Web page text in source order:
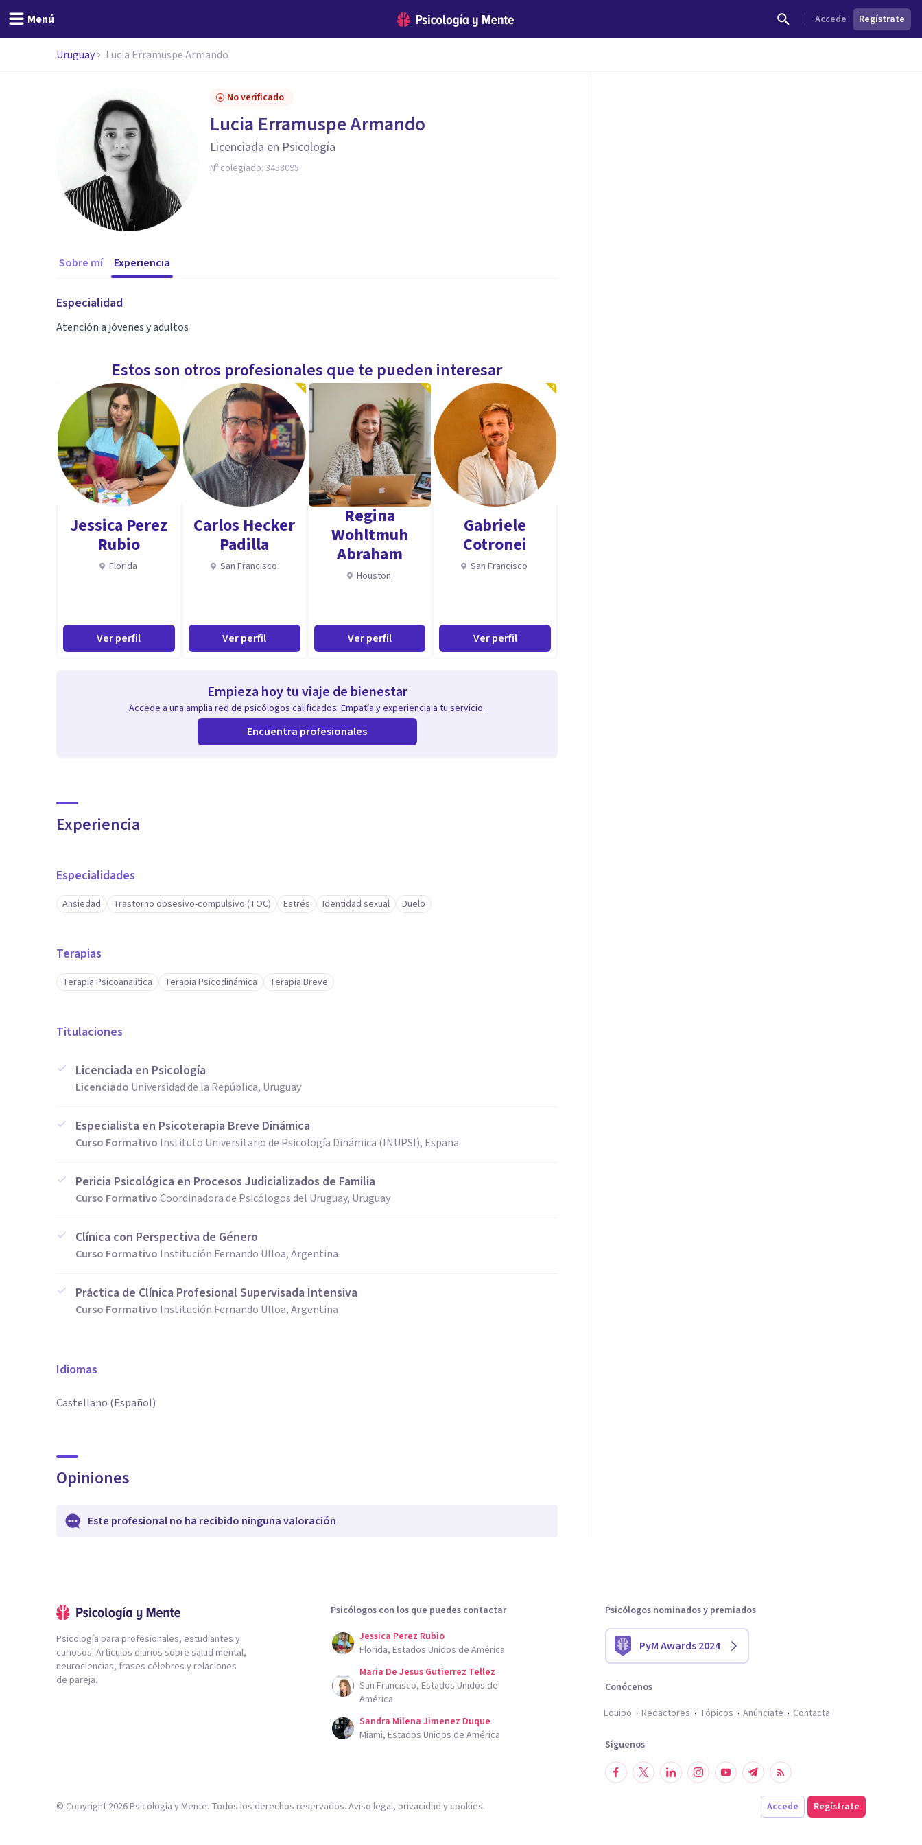
Menú Accede Regístrate
Uruguay Lucia Erramuspe Armando
No verificado
Lucia Erramuspe Armando
Licenciada en Psicología
Nº colegiado: 3458095
Sobre mí Experiencia
Especialidad
Atención a jóvenes y adultos
Estos son otros profesionales que te pueden interesar
Jessica Perez
Rubio
Florida
Ver perfil
Carlos Hecker
Padilla
San Francisco
Ver perfil
Regina
Wohltmuh
Abraham
Houston
Ver perfil
Gabriele
Cotronei
San Francisco
Ver perfil
Empieza hoy tu viaje de bienestar
Accede a una amplia red de psicólogos calificados. Empatía y experiencia a tu servicio.
Encuentra profesionales
Experiencia
Especialidades
Ansiedad Trastorno obsesivo-compulsivo (TOC) Estrés Identidad sexual Duelo
Terapias
Terapia Psicoanalítica Terapia Psicodinámica Terapia Breve
Titulaciones
Licenciada en Psicología
Licenciado Universidad de la República, Uruguay
Especialista en Psicoterapia Breve Dinámica
Curso Formativo Instituto Universitario de Psicología Dinámica (INUPSI), España
Pericia Psicológica en Procesos Judicializados de Familia
Curso FormativoCoordinadora de Psicólogos del Uruguay, Uruguay
Clínica con Perspectiva de Género
Curso Formativo Institución Fernando Ulloa, Argentina
Práctica de Clínica Profesional Supervisada Intensiva
Curso Formativo Institución Fernando Ulloa, Argentina
Idiomas
Castellano (Español)
Opiniones
Este profesional no ha recibido ninguna valoración
Psicología para profesionales, estudiantes y
curiosos. Artículos diarios sobre salud mental,
neurociencias, frases célebres y relaciones
de pareja.
Psicólogos con los que puedes contactar
Jessica Perez Rubio
Florida, Estados Unidos de América
Maria De Jesus Gutierrez Tellez
San Francisco, Estados Unidos de
América
Sandra Milena Jimenez Duque
Miami, Estados Unidos de América
Psicólogos nominados y premiados
PyM Awards 2024
Conócenos
Equipo
Redactores Tópicos Anúnciate Contacta
Síguenos
Accede Regístrate
© Copyright 2026Psicología y Mente. Todos los derechos reservados. Aviso legal, privacidad y cookies.